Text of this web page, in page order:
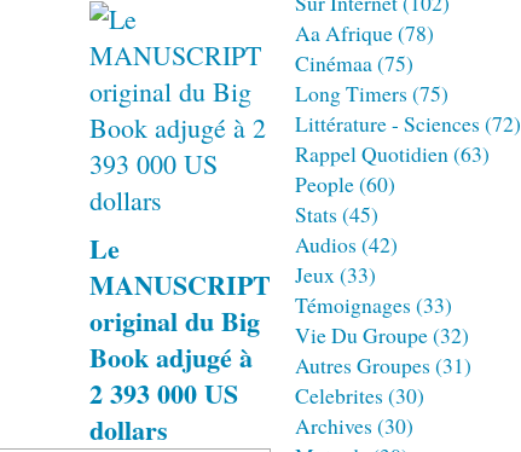
Le
MANUSCRIPT
original du Big
Book adjugé à
2 393 000 US
dollars
Aa Afrique(78)
Cinémaa(75)
Long Timers (75)
Littérature - Sciences (72)
Rappel Quotidien(63)
People(60)
Stats (45)
Audios (42)
Jeux(33)
Témoignages (33)
Vie Du Groupe(32)
Autres Groupes (31)
Celebrites (30)
Archives (30)